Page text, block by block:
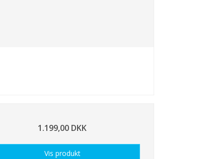
1.199,00 DKK
Vis produkt